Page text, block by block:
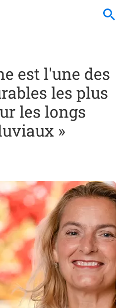
est l'une des
les plus
les longs
»